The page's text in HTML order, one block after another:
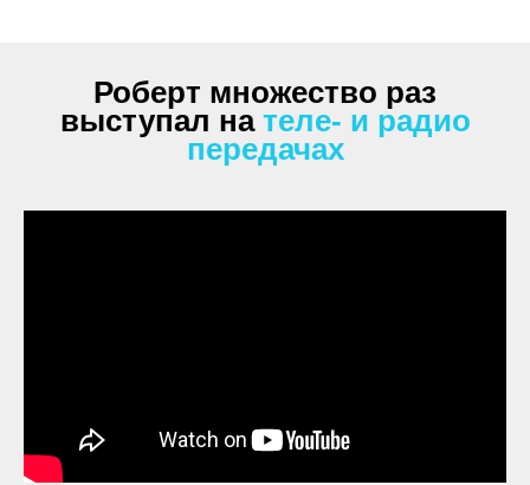
Роберт множество раз
выступал на теле- и радио
передачах